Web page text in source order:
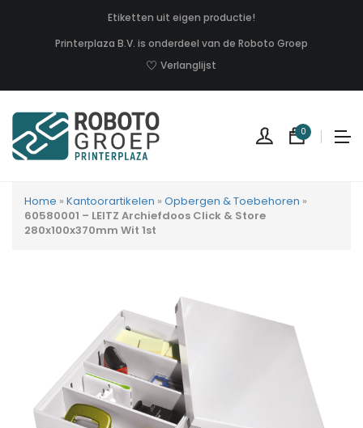
Etiketten uit eigen productie!
Printerplaza B.V. is onderdeel van de Roboto Groep
Verlanglijst
0
Home » Kantoorartikelen » Opbergen & Toebehoren »
60580001 – LEITZ Archiefdoos Click & Store
280x100x370mm Wit 1st